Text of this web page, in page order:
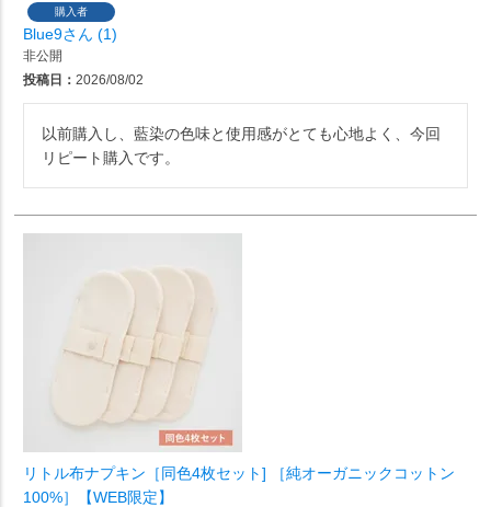
購入者
Blue9 1
非公開
投稿日
2026/08/02
以前購入し、藍染の色味と使用感がとても心地よく、今回
リピート購入です。
リトル布ナプキン［同色4枚セット] ［純オーガニックコットン
100%］【WEB限定】